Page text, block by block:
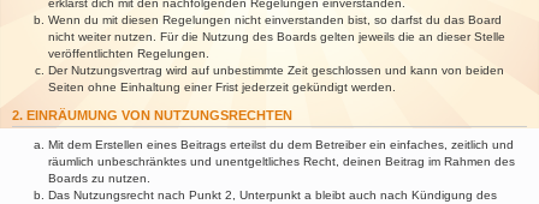
erklärst dich mit den nachfolgenden Regelungen einverstanden.
Wenn du mit diesen Regelungen nicht einverstanden bist, so darfst du das Board
nicht weiter nutzen. Für die Nutzung des Boards gelten jeweils die an dieser Stelle
veröffentlichten Regelungen.
Der Nutzungsvertrag wird auf unbestimmte Zeit geschlossen und kann von beiden
Seiten ohne Einhaltung einer Frist jederzeit gekündigt werden.
2. EINRÄUMUNG VON NUTZUNGSRECHTEN
Mit dem Erstellen eines Beitrags erteilst du dem Betreiber ein einfaches, zeitlich und
räumlich unbeschränktes und unentgeltliches Recht, deinen Beitrag im Rahmen des
Boards zu nutzen.
Das Nutzungsrecht nach Punkt 2, Unterpunkt a bleibt auch nach Kündigung des